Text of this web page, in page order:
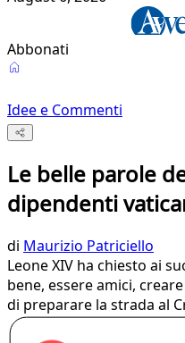
Abbonati
Idee e Commenti
Le belle parole
dipendenti
di Maurizio Patriciello
Leone XIV ha chiesto ai
bene, essere amici,
di preparare la strada al